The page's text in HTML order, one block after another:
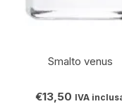
Smalto venus
€13,50 IVA